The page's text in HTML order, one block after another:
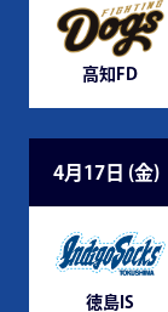
高知FD
4月17日 (金)
徳島IS